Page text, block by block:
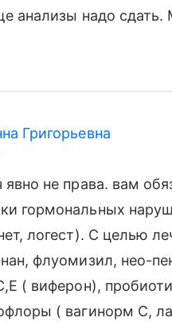
анализы надо
Григорьевна
не права. вам
гормональных
логест). С целью
флуомизил, нео-
( виферон),
( вагинорм С,